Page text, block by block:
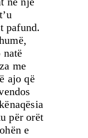
pafund.
me
ajo që
për orët
e